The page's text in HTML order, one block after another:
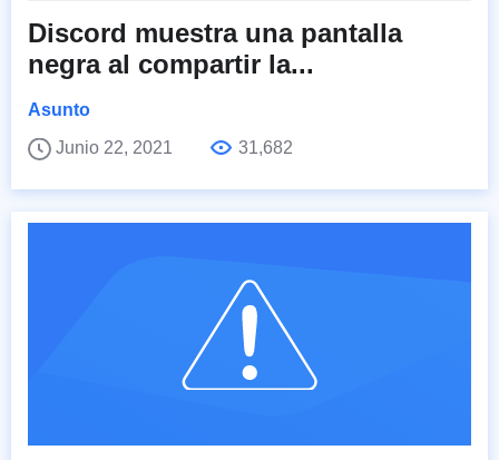
Discord muestra una pantalla
negra al compartir la...
Asunto
Junio 22, 2021
31,682